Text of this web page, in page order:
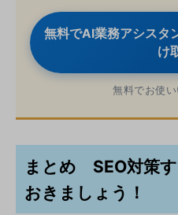
無料でAI業務アシスタ
け
無料でお使
まとめ SEO対策
おきましょう！